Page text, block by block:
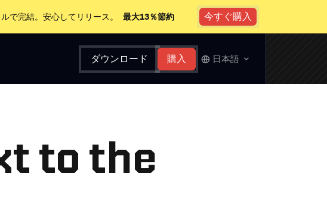
で完結。安心してリリース。 最大13％節約 今すぐ購入
ダウンロード 購入 日本語
to the